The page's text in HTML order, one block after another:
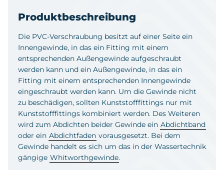
Produktbeschreibung
Die PVC-Verschraubung besitzt auf einer Seite ein
Innengewinde, in das ein Fitting mit einem
entsprechenden Außengewinde aufgeschraubt
werden kann und ein Außengewinde, in das ein
Fitting mit einem entsprechenden Innengewinde
eingeschraubt werden kann. Um die Gewinde nicht
zu beschädigen, sollten Kunststofffittings nur mit
Kunststofffittings kombiniert werden. Des Weiteren
wird zum Abdichten beider Gewinde ein Abdichtband
oder ein Abdichtfaden vorausgesetzt. Bei dem
Gewinde handelt es sich um das in der Wassertechnik
gängige Whitworthgewinde.